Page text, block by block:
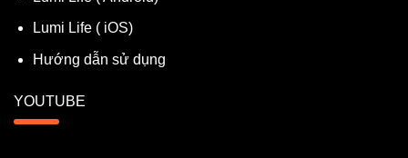
Lumi Life ( iOS)
Hướng dẫn sử dụng
YOUTUBE